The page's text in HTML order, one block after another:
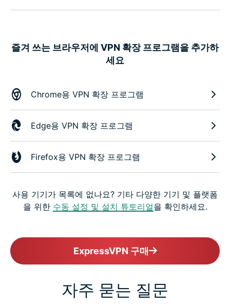
즐겨 쓰는 브라우저에 VPN 확장 프로그램을 추가하
세요
Chrome용 VPN 확장 프로그램
Edge용 VPN 확장 프로그램
Firefox용 VPN 확장 프로그램
사용 기기가 목록에 없나요? 기타 다양한 기기 및 플랫폼
을 위한 수동 설정 및 설치 튜토리얼을 확인하세요.
ExpressVPN 구매
자주 묻는 질문